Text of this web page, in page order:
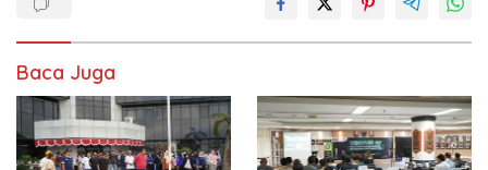
Baca Juga